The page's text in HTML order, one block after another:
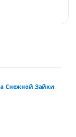
Снежной Зайки